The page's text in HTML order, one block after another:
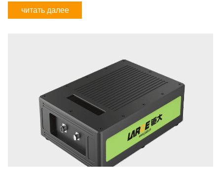
читать далее